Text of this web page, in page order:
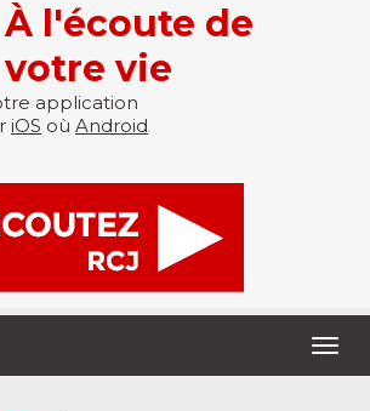
À l'écoute de
votre vie
application
iOS où Android